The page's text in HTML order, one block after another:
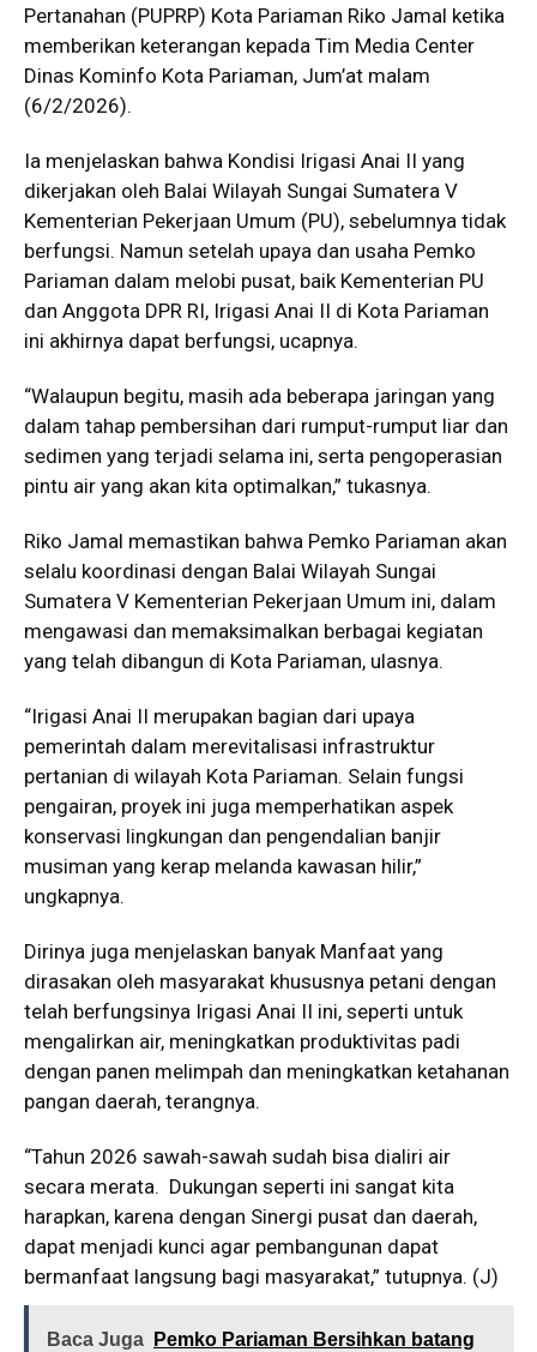
Pertanahan (PUPRP) Kota Pariaman Riko Jamal ketika
memberikan keterangan kepada Tim Media Center
Dinas Kominfo Kota Pariaman, Jum’at malam
(6/2/2026).
Ia menjelaskan bahwa Kondisi Irigasi Anai II yang
dikerjakan oleh Balai Wilayah Sungai Sumatera V
Kementerian Pekerjaan Umum (PU), sebelumnya tidak
berfungsi. Namun setelah upaya dan usaha Pemko
Pariaman dalam melobi pusat, baik Kementerian PU
dan Anggota DPR RI, Irigasi Anai II di Kota Pariaman
ini akhirnya dapat berfungsi, ucapnya.
“Walaupun begitu, masih ada beberapa jaringan yang
dalam tahap pembersihan dari rumput-rumput liar dan
sedimen yang terjadi selama ini, serta pengoperasian
pintu air yang akan kita optimalkan,” tukasnya.
Riko Jamal memastikan bahwa Pemko Pariaman akan
selalu koordinasi dengan Balai Wilayah Sungai
Sumatera V Kementerian Pekerjaan Umum ini, dalam
mengawasi dan memaksimalkan berbagai kegiatan
yang telah dibangun di Kota Pariaman, ulasnya.
“Irigasi Anai II merupakan bagian dari upaya
pemerintah dalam merevitalisasi infrastruktur
pertanian di wilayah Kota Pariaman. Selain fungsi
pengairan, proyek ini juga memperhatikan aspek
konservasi lingkungan dan pengendalian banjir
musiman yang kerap melanda kawasan hilir,”
ungkapnya.
Dirinya juga menjelaskan banyak Manfaat yang
dirasakan oleh masyarakat khususnya petani dengan
telah berfungsinya Irigasi Anai II ini, seperti untuk
mengalirkan air, meningkatkan produktivitas padi
dengan panen melimpah dan meningkatkan ketahanan
pangan daerah, terangnya.
“Tahun 2026 sawah-sawah sudah bisa dialiri air
secara merata. Dukungan seperti ini sangat kita
harapkan, karena dengan Sinergi pusat dan daerah,
dapat menjadi kunci agar pembangunan dapat
bermanfaat langsung bagi masyarakat,” tutupnya. (J)
Baca Juga
Pemko Pariaman Bersihkan batang